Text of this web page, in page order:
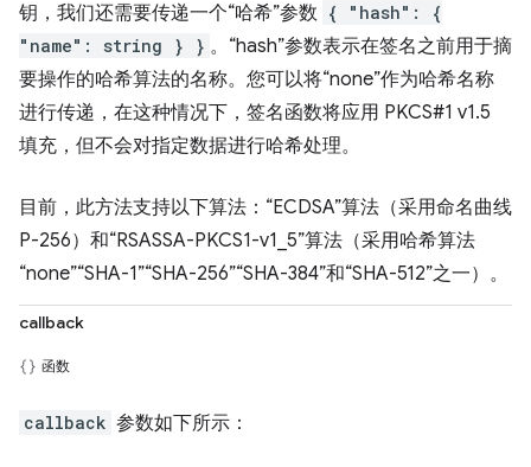
钥，我们还需要传递一个“哈希”参数 { "hash": {
"name": string } } 。“hash”参数表示在签名之前用于摘
要操作的哈希算法的名称。您可以将“none”作为哈希名称
进行传递，在这种情况下，签名函数将应用 PKCS#1 v1.5
填充，但不会对指定数据进行哈希处理。
目前，此方法支持以下算法：“ECDSA”算法（采用命名曲线
P-256）和“RSASSA-PKCS1-v1_5”算法（采用哈希算法
“none”“SHA-1”“SHA-256”“SHA-384”和“SHA-512”之一）。
callback
函数
callback 参数如下所示：